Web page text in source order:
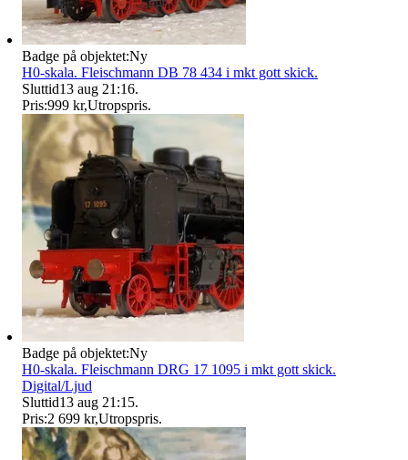
Badge på objektet:Ny
H0-skala. Fleischmann DB 78 434 i mkt gott skick.
Sluttid13 aug 21:16.
Pris:999 kr,Utropspris.
Badge på objektet:Ny
H0-skala. Fleischmann DRG 17 1095 i mkt gott skick.
Digital/Ljud
Sluttid13 aug 21:15.
Pris:2 699 kr,Utropspris.